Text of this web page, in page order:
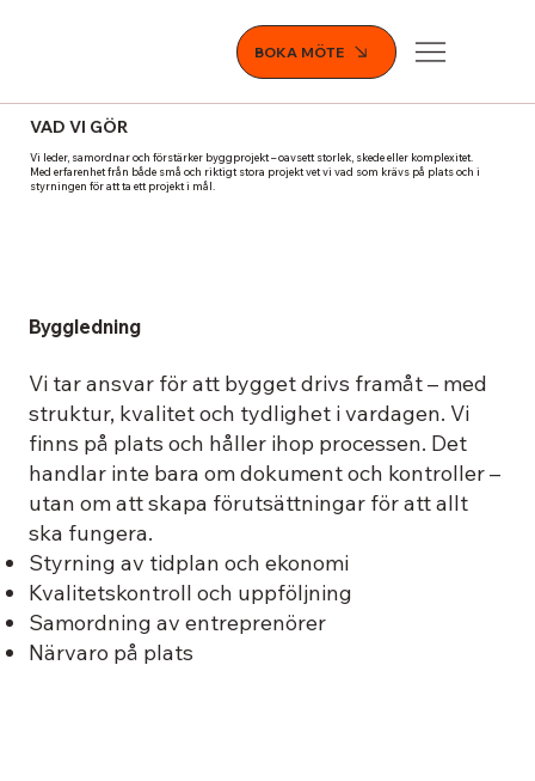
BOKA MÖTE
VAD VI GÖR
Vi leder, samordnar och förstärker byggprojekt – oavsett storlek, skede eller komplexitet.
Med erfarenhet från både små och riktigt stora projekt vet vi vad som krävs på plats och i
styrningen för att ta ett projekt i mål.
Byggledning
Vi tar ansvar för att bygget drivs framåt – med
struktur, kvalitet och tydlighet i vardagen. Vi
finns på plats och håller ihop processen. Det
handlar inte bara om dokument och kontroller –
utan om att skapa förutsättningar för att allt
ska fungera.
Styrning av tidplan och ekonomi
Kvalitetskontroll och uppföljning
Samordning av entreprenörer
Närvaro på plats